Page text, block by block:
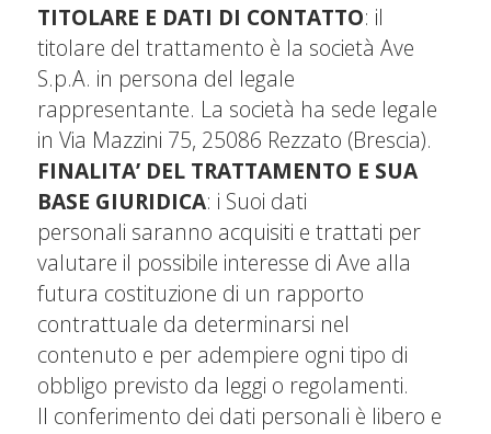
TITOLARE E DATI DI CONTATTO: il
titolare del trattamento è la società Ave
S.p.A. in persona del legale
rappresentante. La società ha sede legale
in Via Mazzini 75, 25086 Rezzato (Brescia).
FINALITA’ DEL TRATTAMENTO E SUA
BASE GIURIDICA: i Suoi dati
personali saranno acquisiti e trattati per
valutare il possibile interesse di Ave alla
futura costituzione di un rapporto
contrattuale da determinarsi nel
contenuto e per adempiere ogni tipo di
obbligo previsto da leggi o regolamenti.
Il conferimento dei dati personali è libero e